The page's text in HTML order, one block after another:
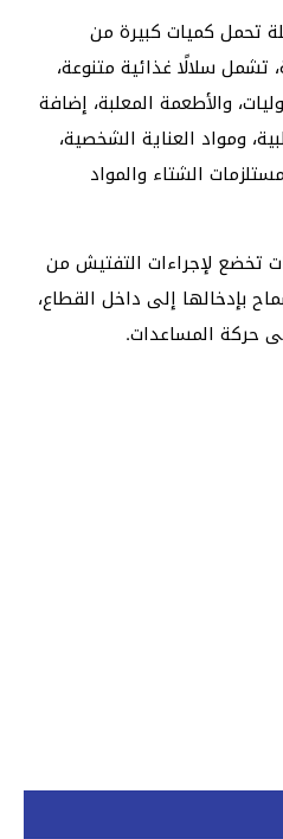
تحمل كميات كبيرة من
تشمل سلالًا غذائية متنوعة،
والأطعمة المعلبة، إضافة
ومواد العناية الشخصية،
الشتاء والمواد
تخضع لإجراءات التفتيش من
بإدخالها إلى داخل القطاع،
حركة المساعدات.